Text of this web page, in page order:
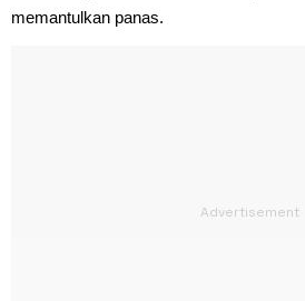
memantulkan panas.